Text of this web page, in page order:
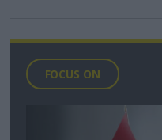
FOCUS ON